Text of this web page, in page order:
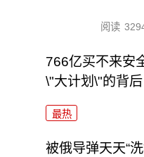
阅读
766亿买不来安
\"大计划\"的背后
最热
被俄导弹天天“